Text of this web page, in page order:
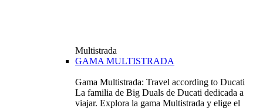
Multistrada
GAMA MULTISTRADA
Gama Multistrada: Travel according to Ducati
La familia de Big Duals de Ducati dedicada a
viajar. Explora la gama Multistrada y elige el